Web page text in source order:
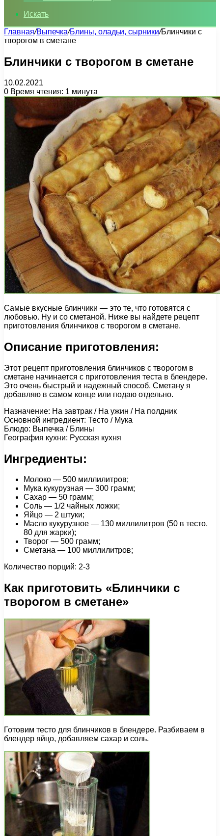
Искать
Главная/Выпечка/Блины, оладьи, сырники/Блинчики с
творогом в сметане
Блинчики с творогом в сметане
10.02.2021
0 Время чтения: 1 минута
Самые вкусные блинчики — это те, что готовятся с
любовью. Ну и со сметаной. Ниже вы найдете рецепт
приготовления блинчиков с творогом в сметане.
Описание приготовления:
Этот рецепт приготовления блинчиков с творогом в
сметане начинается с приготовления теста в блендере.
Это очень быстрый и надежный способ. Сметану я
добавляю в самом конце или подаю отдельно.
Назначение: На завтрак / На ужин / На полдник
Основной ингредиент: Тесто / Мука
Блюдо: Выпечка / Блины
География кухни: Русская кухня
Ингредиенты:
Молоко — 500 миллилитров;
Мука кукурузная — 300 грамм;
Сахар — 50 грамм;
Соль — 1/2 чайных ложки;
Яйцо — 2 штуки;
Масло кукурузное — 130 миллилитров (50 в тесто,
80 для жарки);
Творог — 500 грамм;
Сметана — 100 миллилитров;
Количество порций: 2-3
Как приготовить «Блинчики с
творогом в сметане»
Готовим тесто для блинчиков в блендере. Разбиваем в
блендер яйцо, добавляем сахар и соль.